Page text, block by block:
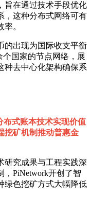
旨在通过技术手段优化
，这种分布式网络可有
。
的出现为国际收支平衡
个国家的节点网络，展
种去中心化架构确保系
布式账本技术实现价值
挖矿机制推动普惠金
研究成果与工程实践深
，PiNetwork开创了智
绿色挖矿方式大幅降低